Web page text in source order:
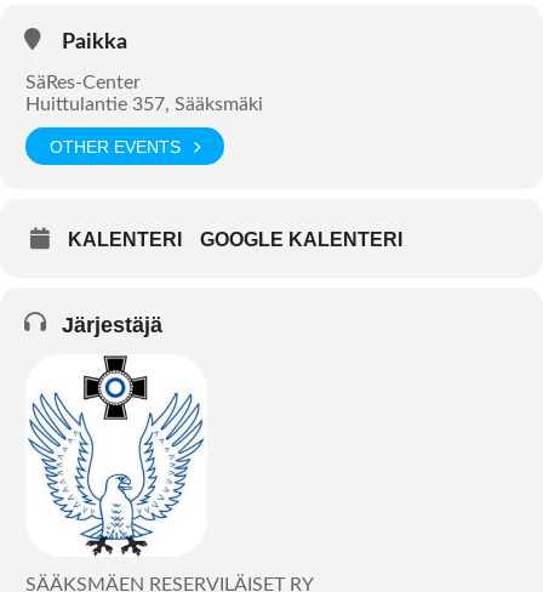
Paikka
SäRes-Center
Huittulantie 357, Sääksmäki
OTHER EVENTS
KALENTERI GOOGLE KALENTERI
Järjestäjä
SÄÄKSMÄEN RESERVILÄISET RY